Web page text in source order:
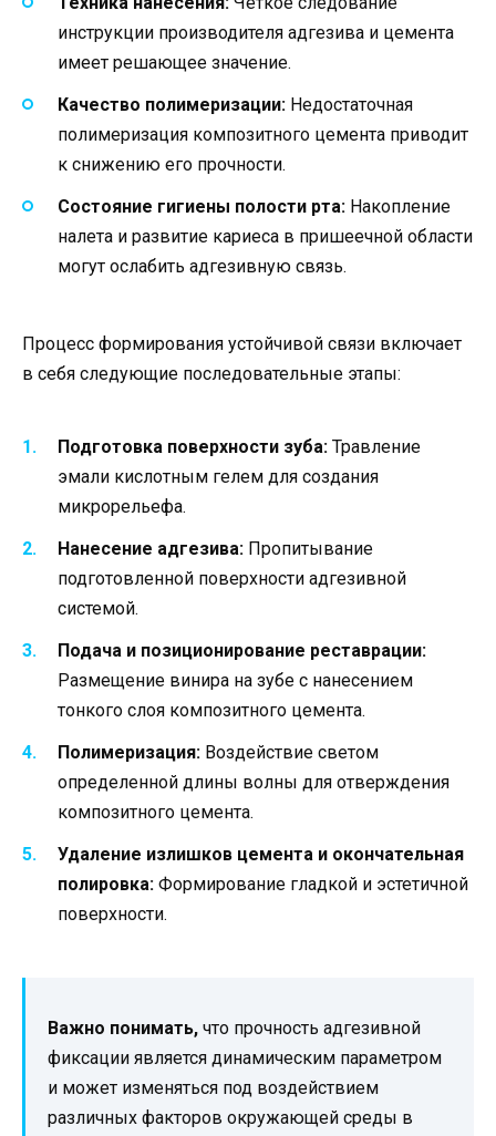
инструкции производителя адгезива и цемента
имеет решающее значение.
Качество полимеризации: Недостаточная
полимеризация композитного цемента приводит
к снижению его прочности.
Состояние гигиены полости рта: Накопление
налета и развитие кариеса в пришеечной области
могут ослабить адгезивную связь.
Процесс формирования устойчивой связи включает
в себя следующие последовательные этапы:
Подготовка поверхности зуба: Травление
эмали кислотным гелем для создания
микрорельефа.
Нанесение адгезива: Пропитывание
подготовленной поверхности адгезивной
системой.
Подача и позиционирование реставрации:
Размещение винира на зубе с нанесением
тонкого слоя композитного цемента.
Полимеризация: Воздействие светом
определенной длины волны для отверждения
композитного цемента.
Удаление излишков цемента и окончательная
полировка: Формирование гладкой и эстетичной
поверхности.
Важно понимать, что прочность адгезивной
фиксации является динамическим параметром
и может изменяться под воздействием
различных факторов окружающей среды в